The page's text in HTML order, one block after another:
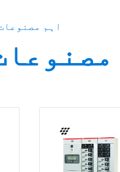
اہم